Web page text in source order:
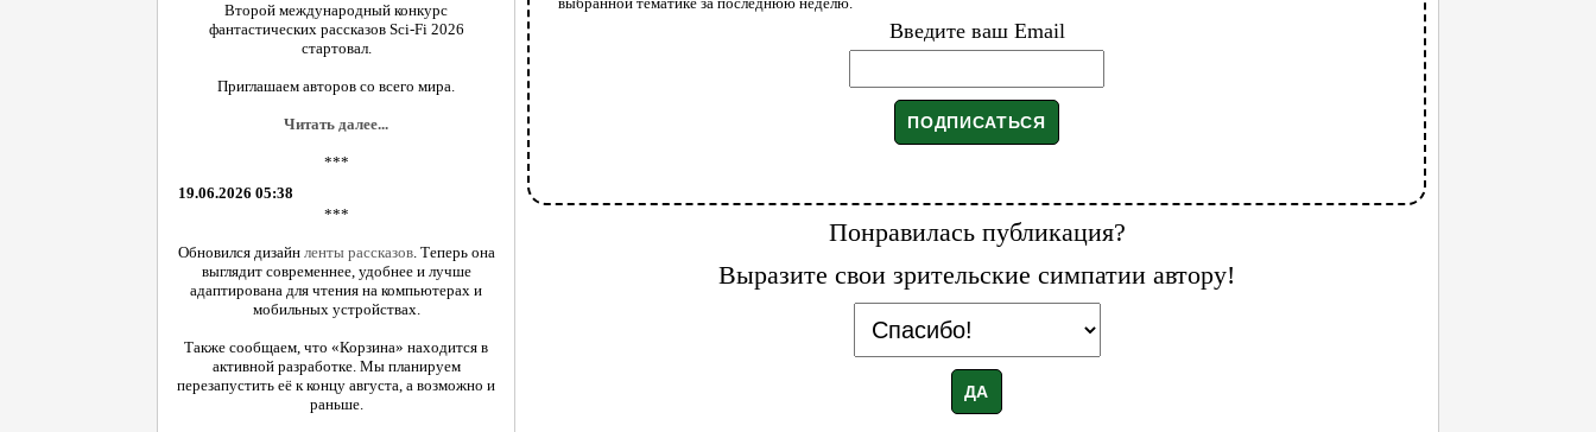
Второй международный конкурс
фантастических рассказов Sci-Fi 2026
стартовал.
Приглашаем авторов со всего мира.
Читать далее...
***
19.06.2026 05:38
***
Обновился дизайн ленты рассказов. Теперь она
выглядит современнее, удобнее и лучше
адаптирована для чтения на компьютерах и
мобильных устройствах.
Также сообщаем, что «Корзина» находится в
активной разработке. Мы планируем
перезапустить её к концу августа, а возможно и
раньше.
Введите ваш Email
Понравилась публикация?
Выразите свои зрительские симпатии автору!